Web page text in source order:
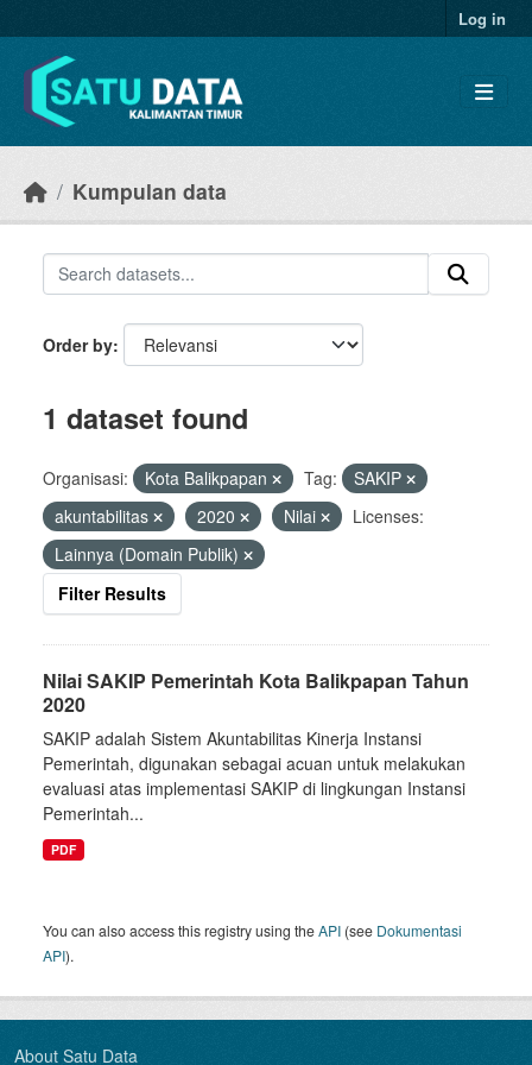
Log in
Kumpulan data
Order by
1 dataset found
Organisasi: Kota Balikpapan Tag:
SAKIP
akuntabilitas
2020 Nilai
Licenses:
Lainnya (Domain Publik)
Filter Results
Nilai SAKIP Pemerintah Kota Balikpapan Tahun
2020
SAKIP adalah Sistem Akuntabilitas Kinerja Instansi
Pemerintah, digunakan sebagai acuan untuk melakukan
evaluasi atas implementasi SAKIP di lingkungan Instansi
Pemerintah...
PDF
You can also access this registry using theAPI (see Dokumentasi
API).
About Satu Data